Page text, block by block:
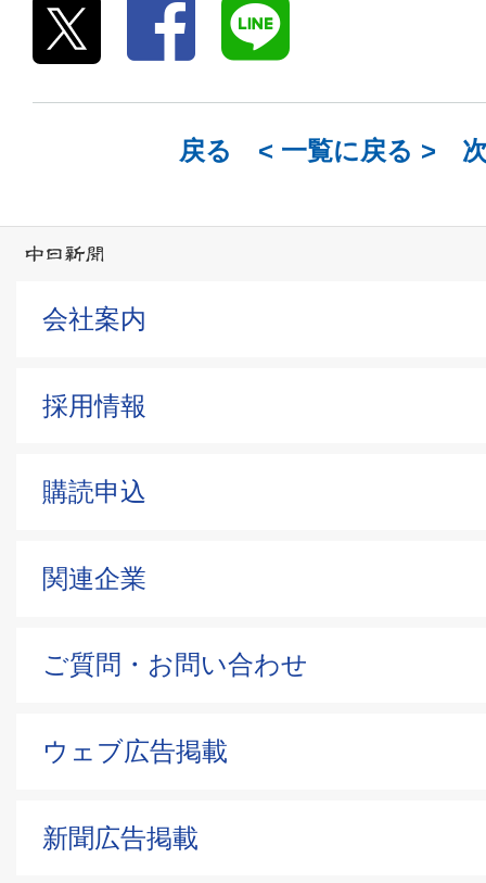
戻る < 一覧に戻る >
会社案内
採用情報
購読申込
関連企業
ご質問・お問い合わせ
ウェブ広告掲載
新聞広告掲載